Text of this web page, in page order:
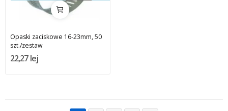
Opaski zaciskowe 16-23mm, 50
szt./zestaw
22,27 lej